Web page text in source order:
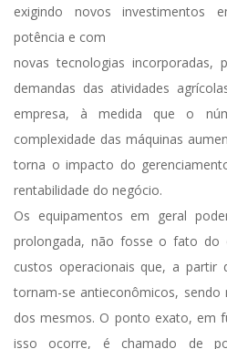
exigindo novos investimentos
potência e com
novas tecnologias incorporadas,
demandas das atividades
empresa, à medida que o
complexidade das máquinas
torna o impacto do
rentabilidade do negócio.
Os equipamentos em geral
prolongada, não fosse o fato do
custos operacionais que, a partir
tornam-se antieconômicos, sendo
dos mesmos. O ponto exato, em
isso ocorre, é chamado de